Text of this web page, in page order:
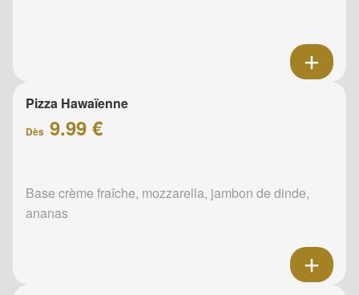
Pizza Hawaïenne
Dès 9.99 €
Base crème fraîche, mozzarella, jambon de dinde,
ananas